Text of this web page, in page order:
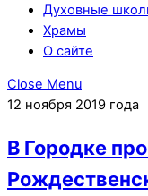
Духовные
Храмы
О сайте
Close Menu
12 ноября 2019 года
В Городке